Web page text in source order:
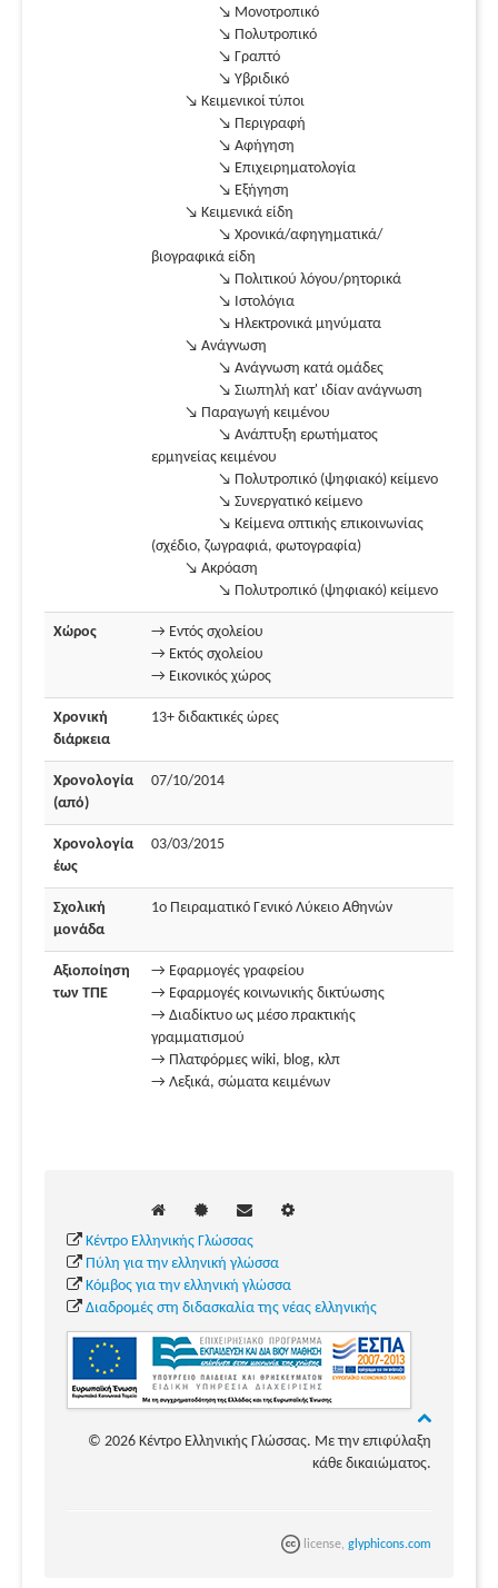
↘ Μονοτροπικό
↘ Πολυτροπικό
↘ Γραπτό
↘ Υβριδικό
↘ Κειμενικοί τύποι
↘ Περιγραφή
↘ Αφήγηση
↘ Επιχειρηματολογία
↘ Εξήγηση
↘ Κειμενικά είδη
↘ Χρονικά/αφηγηματικά/
βιογραφικά είδη
↘ Πολιτικού λόγου/ρητορικά
↘ Ιστολόγια
↘ Ηλεκτρονικά μηνύματα
↘ Ανάγνωση
↘ Ανάγνωση κατά ομάδες
↘ Σιωπηλή κατ' ιδίαν ανάγνωση
↘ Παραγωγή κειμένου
↘ Ανάπτυξη ερωτήματος
ερμηνείας κειμένου
↘ Πολυτροπικό (ψηφιακό) κείμενο
↘ Συνεργατικό κείμενο
↘ Κείμενα οπτικής επικοινωνίας
(σχέδιο, ζωγραφιά, φωτογραφία)
↘ Ακρόαση
↘ Πολυτροπικό (ψηφιακό) κείμενο
Χώρος
→ Εντός σχολείου
→ Εκτός σχολείου
→ Εικονικός χώρος
Χρονική
διάρκεια
13+ διδακτικές ώρες
Χρονολογία
(από)
07/10/2014
Χρονολογία
έως
03/03/2015
Σχολική
μονάδα
1ο Πειραματικό Γενικό Λύκειο Αθηνών
Αξιοποίηση
των ΤΠΕ
→ Εφαρμογές γραφείου
→ Εφαρμογές κοινωνικής δικτύωσης
→ Διαδίκτυο ως μέσο πρακτικής
γραμματισμού
→ Πλατφόρμες wiki, blog, κλπ
→ Λεξικά, σώματα κειμένων
Κέντρο Ελληνικής Γλώσσας
Πύλη για την ελληνική γλώσσα
Κόμβος για την ελληνική γλώσσα
Διαδρομές στη διδασκαλία της νέας ελληνικής
© 2026 Κέντρο Ελληνικής Γλώσσας. Με την επιφύλαξη
κάθε δικαιώματος.
license, glyphicons.com